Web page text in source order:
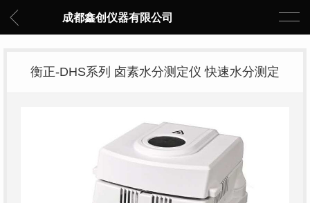
成都鑫创仪器有限公司
衡正-DHS系列 卤素水分测定仪 快速水分测定